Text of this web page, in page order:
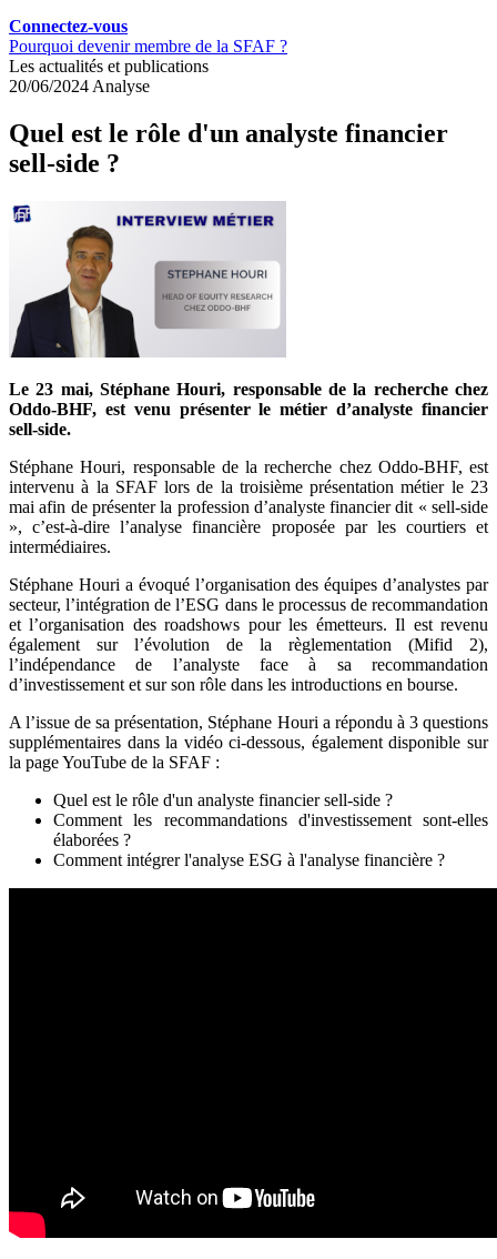
Connectez-vous
Pourquoi devenir membre de la SFAF ?
Les actualités et publications
20/06/2024 Analyse
Quel est le rôle d'un analyste financier
sell-side ?
Le 23 mai, Stéphane Houri, responsable de la recherche chez
Oddo-BHF, est venu présenter le métier d’analyste financier
sell-side.
Stéphane Houri, responsable de la recherche chez Oddo-BHF, est
intervenu à la SFAF lors de la troisième présentation métier le 23
mai afin de présenter la profession d’analyste financier dit « sell-side
», c’est-à-dire l’analyse financière proposée par les courtiers et
intermédiaires.
Stéphane Houri a évoqué l’organisation des équipes d’analystes par
secteur, l’intégration de l’ESG dans le processus de recommandation
et l’organisation des roadshows pour les émetteurs. Il est revenu
également sur l’évolution de la règlementation (Mifid 2),
l’indépendance de l’analyste face à sa recommandation
d’investissement et sur son rôle dans les introductions en bourse.
A l’issue de sa présentation, Stéphane Houri a répondu à 3 questions
supplémentaires dans la vidéo ci-dessous, également disponible sur
la page YouTube de la SFAF :
Quel est le rôle d'un analyste financier sell-side ?
Comment les recommandations d'investissement sont-elles
élaborées ?
Comment intégrer l'analyse ESG à l'analyse financière ?